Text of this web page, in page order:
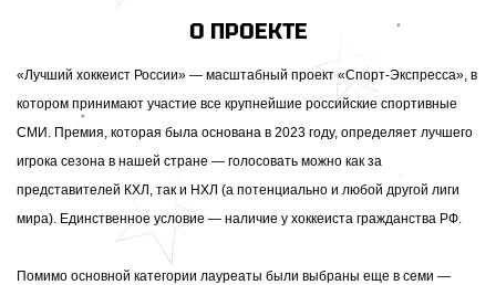
О ПРОЕКТЕ
«Лучший хоккеист России» — масштабный проект «Спорт-Экспресса», в
котором принимают участие все крупнейшие российские спортивные
СМИ. Премия, которая была основана в 2023 году, определяет лучшего
игрока сезона в нашей стране — голосовать можно как за
представителей КХЛ, так и НХЛ (а потенциально и любой другой лиги
мира). Единственное условие — наличие у хоккеиста гражданства РФ.
Помимо основной категории лауреаты были выбраны еще в семи —